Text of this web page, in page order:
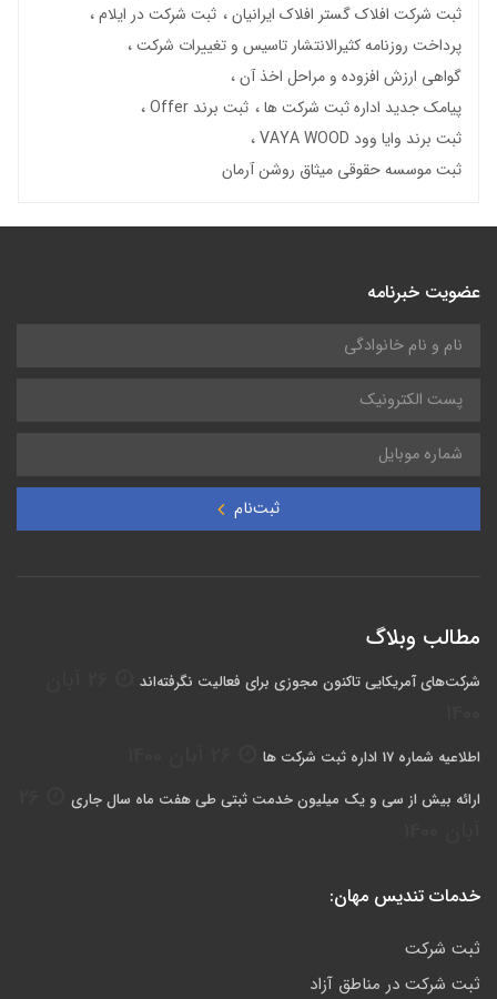
ثبت شرکت افلاک گستر افلاک ایرانیان
ثبت شرکت در ایلام
پرداخت روزنامه کثیرالانتشار تاسیس و تغییرات شرکت
گواهی ارزش افزوده و مراحل اخذ آن
پیامک جدید اداره ثبت شرکت ها
ثبت برند Offer
ثبت برند وایا وود VAYA WOOD
ثبت موسسه حقوقی میثاق روشن آرمان
عضویت خبرنامه
ثبت‌نام
مطالب وبلاگ
شرکت‌های آمریکایی تاکنون مجوزی برای فعالیت نگرفته‌اند
اطلاعیه شماره 17 اداره ثبت شرکت ها
ارائه بیش از سی و یک میلیون خدمت ثبتی طی هفت ماه سال جاری
خدمات تندیس مهان:
ثبت شرکت
ثبت شرکت در مناطق آزاد